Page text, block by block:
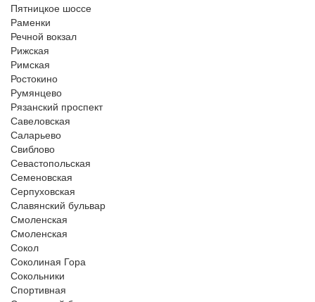
Пятницкое шоссе
Раменки
Речной вокзал
Рижская
Римская
Ростокино
Румянцево
Рязанский проспект
Савеловская
Саларьево
Свиблово
Севастопольская
Семеновская
Серпуховская
Славянский бульвар
Смоленская
Смоленская
Сокол
Соколиная Гора
Сокольники
Спортивная